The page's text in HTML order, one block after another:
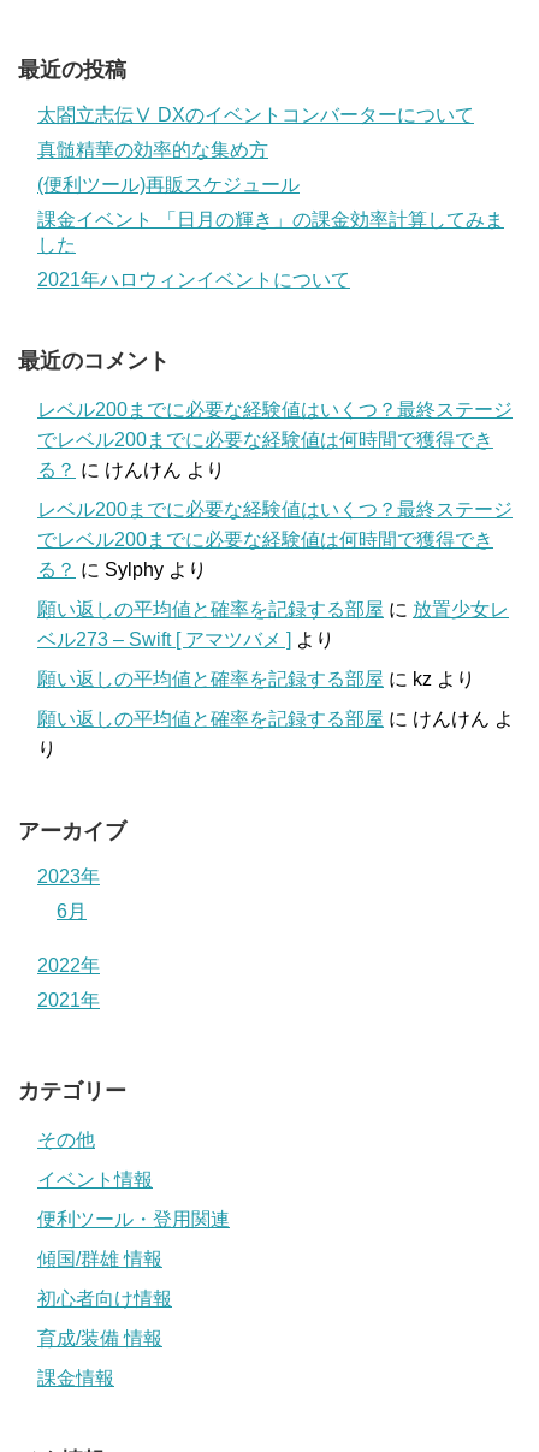
最近の投稿
太閤立志伝Ⅴ DXのイベントコンバーターについて
真髄精華の効率的な集め方
(便利ツール)再販スケジュール
課金イベント 「日月の輝き」の課金効率計算してみま
した
2021年ハロウィンイベントについて
最近のコメント
レベル200までに必要な経験値はいくつ？最終ステージ
でレベル200までに必要な経験値は何時間で獲得でき
る？ に けんけん より
レベル200までに必要な経験値はいくつ？最終ステージ
でレベル200までに必要な経験値は何時間で獲得でき
る？ に Sylphy より
願い返しの平均値と確率を記録する部屋 に 放置少女レ
ベル273 – Swift [ アマツバメ ] より
願い返しの平均値と確率を記録する部屋 に kz より
願い返しの平均値と確率を記録する部屋 に けんけん よ
り
アーカイブ
2023年
6月
2022年
2021年
カテゴリー
その他
イベント情報
便利ツール・登用関連
傾国/群雄 情報
初心者向け情報
育成/装備 情報
課金情報